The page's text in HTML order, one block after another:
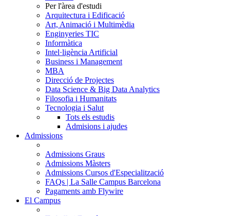
Per l'àrea d'estudi
Arquitectura i Edificació
Art, Animació i Multimèdia
Enginyeries TIC
Informàtica
Intel·ligència Artificial
Business i Management
MBA
Direcció de Projectes
Data Science & Big Data Analytics
Filosofia i Humanitats
Tecnologia i Salut
Tots els estudis
Admisions i ajudes
Admissions
Admissions Graus
Admissions Màsters
Admissions Cursos d'Especialització
FAQs | La Salle Campus Barcelona
Pagaments amb Flywire
El Campus